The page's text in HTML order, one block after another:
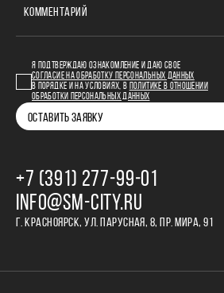
КОММЕНТАРИЙ
Я ПОДТВЕРЖДАЮ ОЗНАКОМЛЕНИЕ И ДАЮ СВОЕ
СОГЛАСИЕ НА ОБРАБОТКУ ПЕРСОНАЛЬНЫХ ДАННЫХ
В ПОРЯДКЕ И НА УСЛОВИЯХ, В
ПОЛИТИКЕ В ОТНОШЕНИИ
ОБРАБОТКИ ПЕРСОНАЛЬНЫХ ДАННЫХ
ОСТАВИТЬ ЗАЯВКУ
+7 (391) 277‒99‒01
INFO@SM-CITY.RU
Г. КРАСНОЯРСК, УЛ. ПАРУСНАЯ, 8, ПР. МИРА, 91